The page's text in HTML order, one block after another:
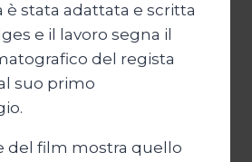
stata adattata e scritta
e il lavoro segna il
del regista
suo primo
del film mostra quello